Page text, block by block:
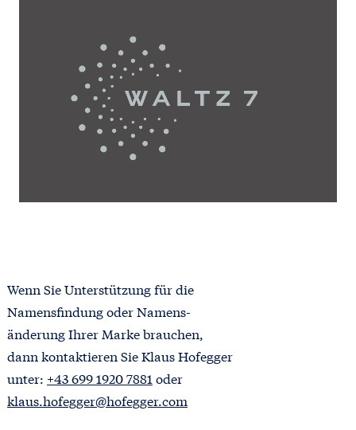
Wenn Sie Unterstützung für die
Namensfindung oder Namens-
änderung Ihrer Marke brauchen,
dann kontaktieren Sie Klaus Hofegger
unter: +43 699 1920 7881 oder
klaus.hofegger@hofegger.com